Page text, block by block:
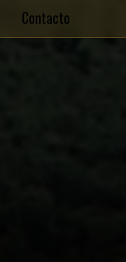
Contacto